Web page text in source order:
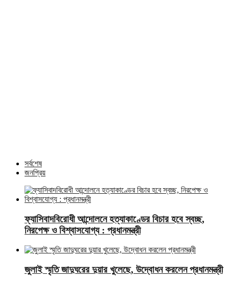
সর্বশেষ
জনপ্রিয়
ফ্যাসিবাদবিরোধী আন্দোলনে হত্যাকাণ্ডের বিচার হবে স্বচ্ছ,
নিরপেক্ষ ও বিশ্বাসযোগ্য : প্রধানমন্ত্রী
জুলাই স্মৃতি জাদুঘরের দুয়ার খুলেছে, উদ্বোধন করলেন প্রধানমন্ত্রী